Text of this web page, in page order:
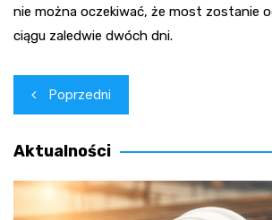
nie można oczekiwać, że most zostanie
ciągu zaledwie dwóch dni.
Nawigacja
wpisu
Poprzedni
Aktualności